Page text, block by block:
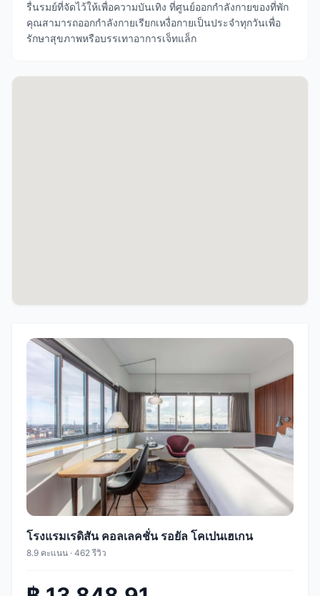
รื่นรมย์ที่จัดไว้ให้เพื่อความบันเทิง ที่ศูนย์ออกกำลังกายของที่พัก
คุณสามารถออกกำลังกายเรียกเหงื่อกายเป็นประจำทุกวันเพื่อ
รักษาสุขภาพหรือบรรเทาอาการเจ็ทแล็ก
โรงแรมเรดิสัน คอลเลคชั่น รอยัล โคเปนเฮเกน
8.9 คะแนน · 462 รีวิว